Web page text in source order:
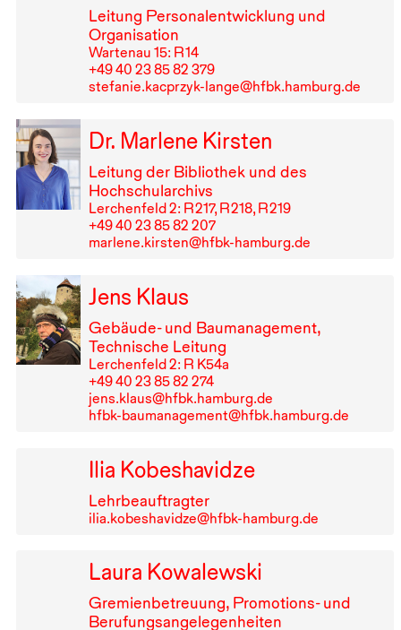
Leitung Personalentwicklung und
Organisation
Wartenau 15: R⁠ ⁠14
+49⁠ ⁠40⁠ ⁠23⁠ ⁠85⁠ ⁠82⁠ ⁠379
stefanie.kacprzyk-lange@hfbk.hamburg.de
Dr. Marlene Kirsten
Leitung der Bibliothek und des
Hochschularchivs
Lerchenfeld 2: R⁠ ⁠217, R⁠ ⁠218, R⁠ ⁠219
+49⁠ ⁠40⁠ ⁠23⁠ ⁠85⁠ ⁠82⁠ ⁠207
marlene.kirsten@hfbk-hamburg.de
Jens Klaus
Gebäude- und Baumanagement,
Technische Leitung
Lerchenfeld 2: R K54a
+49⁠ ⁠40⁠ ⁠23⁠ ⁠85⁠ ⁠82⁠ ⁠274
jens.klaus@hfbk.hamburg.de
hfbk-baumanagement@hfbk.hamburg.de
Ilia Kobeshavidze
Lehrbeauftragter
ilia.kobeshavidze@hfbk-hamburg.de
Laura Kowalewski
Gremienbetreuung, Promotions- und
Berufungsangelegenheiten